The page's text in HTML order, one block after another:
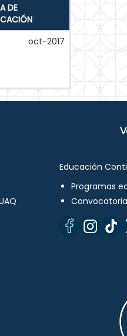
DE
oct-2017
Educación
Programas